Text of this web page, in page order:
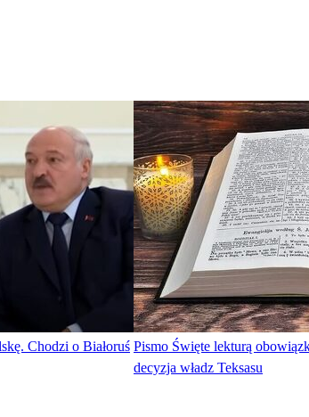
Chodzi o Białoruś Pismo Święte lekturą
decyzja władz Teksasu